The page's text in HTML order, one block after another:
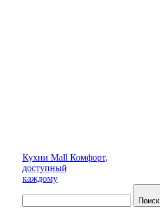
Кухни Mall Комфорт,
доступный
каждому
Поиск